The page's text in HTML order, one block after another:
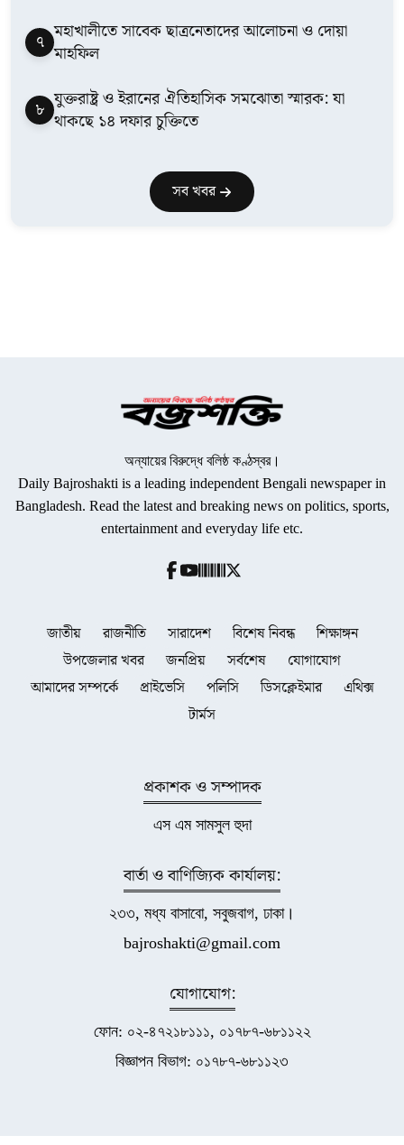
৭ মহাখালীতে সাবেক ছাত্রনেতাদের আলোচনা ও দোয়া
মাহফিল
৮ যুক্তরাষ্ট্র ও ইরানের ঐতিহাসিক সমঝোতা স্মারক: যা
থাকছে ১৪ দফার চুক্তিতে
সব খবর
অন্যায়ের বিরুদ্ধে বলিষ্ঠ কণ্ঠস্বর।
Daily Bajroshakti is a leading independent Bengali newspaper in
Bangladesh. Read the latest and breaking news on politics, sports,
entertainment and everyday life etc.
জাতীয় রাজনীতি সারাদেশ বিশেষ নিবন্ধ
শিক্ষাঙ্গন
উপজেলার খবর
জনপ্রিয় সর্বশেষ
যোগাযোগ
আমাদের সম্পর্কে
প্রাইভেসি পলিসি ডিসক্লেইমার
এথিক্স
টার্মস
প্রকাশক ও সম্পাদক
এস এম সামসুল হুদা
বার্তা ও বাণিজ্যিক কার্যালয়:
২৩৩, মধ্য বাসাবো, সবুজবাগ, ঢাকা।
bajroshakti@gmail.com
যোগাযোগ:
ফোন: ০২-৪৭২১৮১১১, ০১৭৮৭-৬৮১১২২
বিজ্ঞাপন বিভাগ: ০১৭৮৭-৬৮১১২৩